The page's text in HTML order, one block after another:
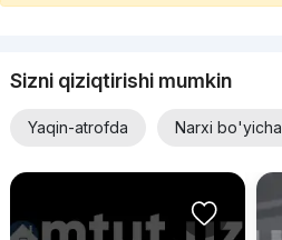
Sizni qiziqtirishi mumkin
Yaqin-atrofda Narxi bo'yicha